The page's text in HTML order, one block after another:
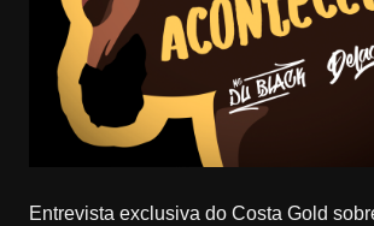
Entrevista exclusiva do Costa Gold